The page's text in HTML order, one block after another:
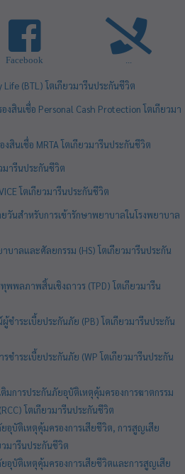
Facebook ...
Life (BTL) โตเกียวมารีนประกันชีวิต
งสินเชื่อ Personal Cash Protection โตเกียวมา
สินเชื่อ MRTA โตเกียวมารีนประกันชีวิต
มารีนประกันชีวิต
โตเกียวมารีนประกันชีวิต
นสำหรับการเข้ารักษาพยาบาลในโรงพยาบาล
าลและศัลยกรรม (HS) โตเกียวมารีนประกัน
พลภาพสิ้นเชิงถาวร (TPD) โตเกียวมารีน
ำระเบี้ยประกันภัย (PB) โตเกียวมารีนประกัน
ชำระเบี้ยประกันภัย (WP โตเกียวมารีนประกัน
การประกันภัยอุบัติเหตุคุ้มครองการฆาตกรรม
โตเกียวมารีนประกันชีวิต
บัติเหตุคุ้มครองการเสียชีวิต, การสูญเสีย
มารีนประกันชีวิต
อุบัติเหตุคุ้มครองการเสียชีวิตและการสูญเสีย